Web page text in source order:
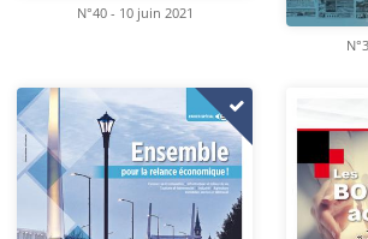
N°40 - 10 juin 2021